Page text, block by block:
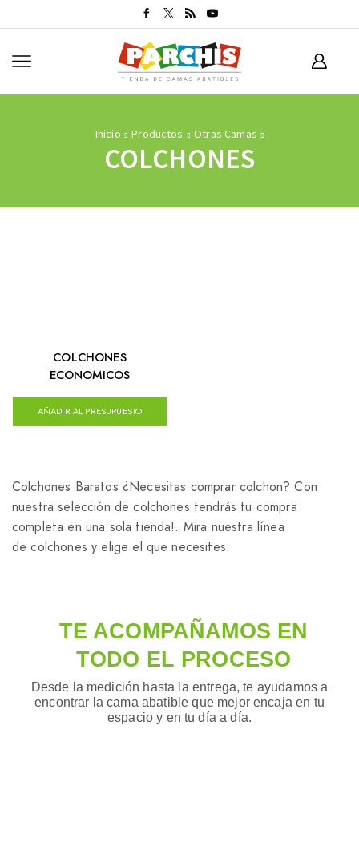
Inicio Productos Otras Camas
COLCHONES
COLCHONES
ECONOMICOS
AÑADIR AL PRESUPUESTO
Colchones Baratos ¿Necesitas comprar colchon? Con
nuestra selección de colchones tendrás tu compra
completa en una sola tienda!. Mira nuestra línea
de colchones y elige el que necesites.
TE ACOMPAÑAMOS EN
TODO EL PROCESO
Desde la medición hasta la entrega, te ayudamos a
encontrar la cama abatible que mejor encaja en tu
espacio y en tu día a día.